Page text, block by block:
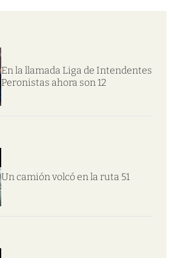
En la llamada Liga de Intendentes
Peronistas ahora son 12
Un camión volcó en la ruta 51